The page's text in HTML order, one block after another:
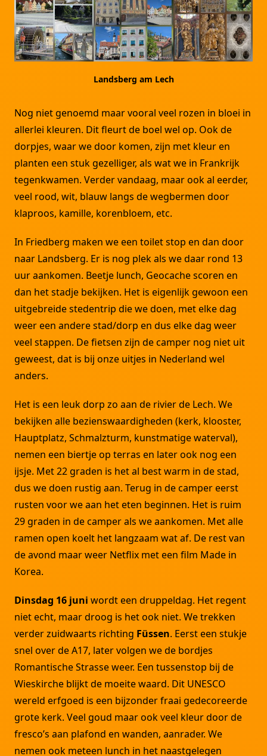
Landsberg am Lech
Nog niet genoemd maar vooral veel rozen in bloei in
allerlei kleuren. Dit fleurt de boel wel op. Ook de
dorpjes, waar we door komen, zijn met kleur en
planten een stuk gezelliger, als wat we in Frankrijk
tegenkwamen. Verder vandaag, maar ook al eerder,
veel rood, wit, blauw langs de wegbermen door
klaproos, kamille, korenbloem, etc.
In Friedberg maken we een toilet stop en dan door
naar Landsberg. Er is nog plek als we daar rond 13
uur aankomen. Beetje lunch, Geocache scoren en
dan het stadje bekijken. Het is eigenlijk gewoon een
uitgebreide stedentrip die we doen, met elke dag
weer een andere stad/dorp en dus elke dag weer
veel stappen. De fietsen zijn de camper nog niet uit
geweest, dat is bij onze uitjes in Nederland wel
anders.
Het is een leuk dorp zo aan de rivier de Lech. We
bekijken alle bezienswaardigheden (kerk, klooster,
Hauptplatz, Schmalzturm, kunstmatige waterval),
nemen een biertje op terras en later ook nog een
ijsje. Met 22 graden is het al best warm in de stad,
dus we doen rustig aan. Terug in de camper eerst
rusten voor we aan het eten beginnen. Het is ruim
29 graden in de camper als we aankomen. Met alle
ramen open koelt het langzaam wat af. De rest van
de avond maar weer Netflix met een film Made in
Korea.
Dinsdag 16 juni wordt een druppeldag. Het regent
niet echt, maar droog is het ook niet. We trekken
verder zuidwaarts richting Füssen. Eerst een stukje
snel over de A17, later volgen we de bordjes
Romantische Strasse weer. Een tussenstop bij de
Wieskirche blijkt de moeite waard. Dit UNESCO
wereld erfgoed is een bijzonder fraai gedecoreerde
grote kerk. Veel goud maar ook veel kleur door de
fresco’s aan plafond en wanden, aanrader. We
nemen ook meteen lunch in het naastgelegen